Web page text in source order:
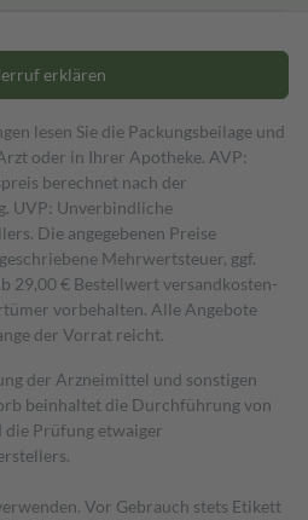
erklären
lesen Sie die Packungsbeilage und
oder in Ihrer Apotheke. AVP:
berechnet nach der
UVP: Unverbindliche
Die angegebenen Preise
Mehrwertsteuer, ggf.
29,00 € Bestell­wert versand­kosten­
vorbehalten. Alle Angebote
der Vorrat reicht.
der Arzneimittel und sonstigen
beinhaltet die Durchführung von
die Prüfung etwaiger
Vor Gebrauch stets Etikett